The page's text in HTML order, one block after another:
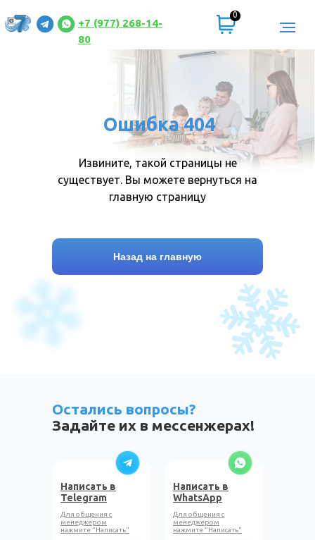
+7 (977) 268-14-
80
0
Ошибка 404
Извините, такой страницы не
существует. Вы можете вернуться на
главную страницу
Назад на главную
Остались вопросы?
Задайте их в мессенжерах!
Написать в
WhatsApp
Для общения с
менеджером
нажмите "Написать"
Написать в
Telegram
Для общения с
менеджером
нажмите "Написать"